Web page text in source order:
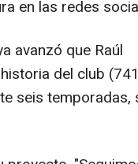
en las redes
avanzó que Raúl
del club
seis temporadas,